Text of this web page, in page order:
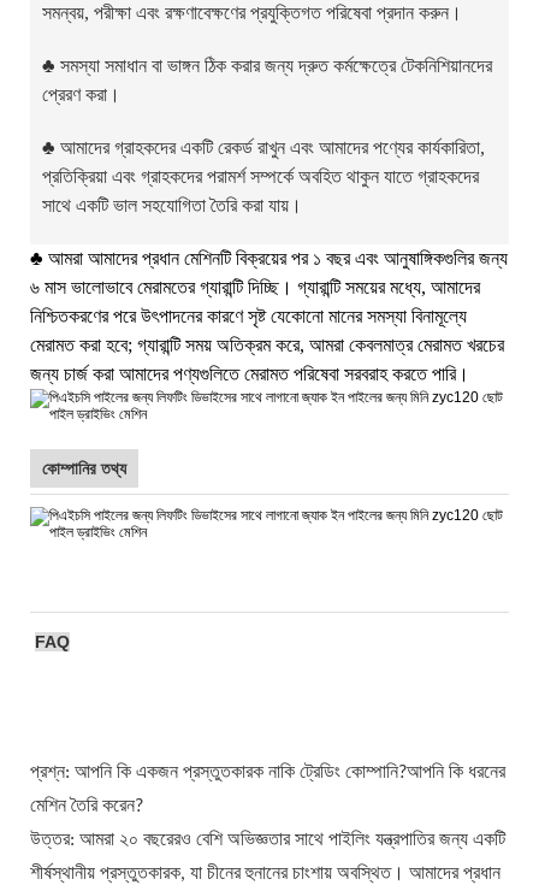
সমন্বয়, পরীক্ষা এবং রক্ষণাবেক্ষণের প্রযুক্তিগত পরিষেবা প্রদান করুন।
♣ সমস্যা সমাধান বা ভাঙ্গন ঠিক করার জন্য দ্রুত কর্মক্ষেত্রে টেকনিশিয়ানদের
প্রেরণ করা।
♣ আমাদের গ্রাহকদের একটি রেকর্ড রাখুন এবং আমাদের পণ্যের কার্যকারিতা,
প্রতিক্রিয়া এবং গ্রাহকদের পরামর্শ সম্পর্কে অবহিত থাকুন যাতে গ্রাহকদের
সাথে একটি ভাল সহযোগিতা তৈরি করা যায়।
♣ আমরা আমাদের প্রধান মেশিনটি বিক্রয়ের পর ১ বছর এবং আনুষাঙ্গিকগুলির জন্য
৬ মাস ভালোভাবে মেরামতের গ্যারান্টি দিচ্ছি। গ্যারান্টি সময়ের মধ্যে, আমাদের
নিশ্চিতকরণের পরে উৎপাদনের কারণে সৃষ্ট যেকোনো মানের সমস্যা বিনামূল্যে
মেরামত করা হবে; গ্যারান্টি সময় অতিক্রম করে, আমরা কেবলমাত্র মেরামত খরচের
জন্য চার্জ করা আমাদের পণ্যগুলিতে মেরামত পরিষেবা সরবরাহ করতে পারি।
কোম্পানির তথ্য
FAQ
প্রশ্ন: আপনি কি একজন প্রস্তুতকারক নাকি ট্রেডিং কোম্পানি?আপনি কি ধরনের
মেশিন তৈরি করেন?
উত্তর: আমরা ২০ বছরেরও বেশি অভিজ্ঞতার সাথে পাইলিং যন্ত্রপাতির জন্য একটি
শীর্ষস্থানীয় প্রস্তুতকারক, যা চীনের হুনানের চাংশায় অবস্থিত। আমাদের প্রধান